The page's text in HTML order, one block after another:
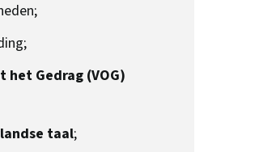
Gedrag (VOG)
taal;